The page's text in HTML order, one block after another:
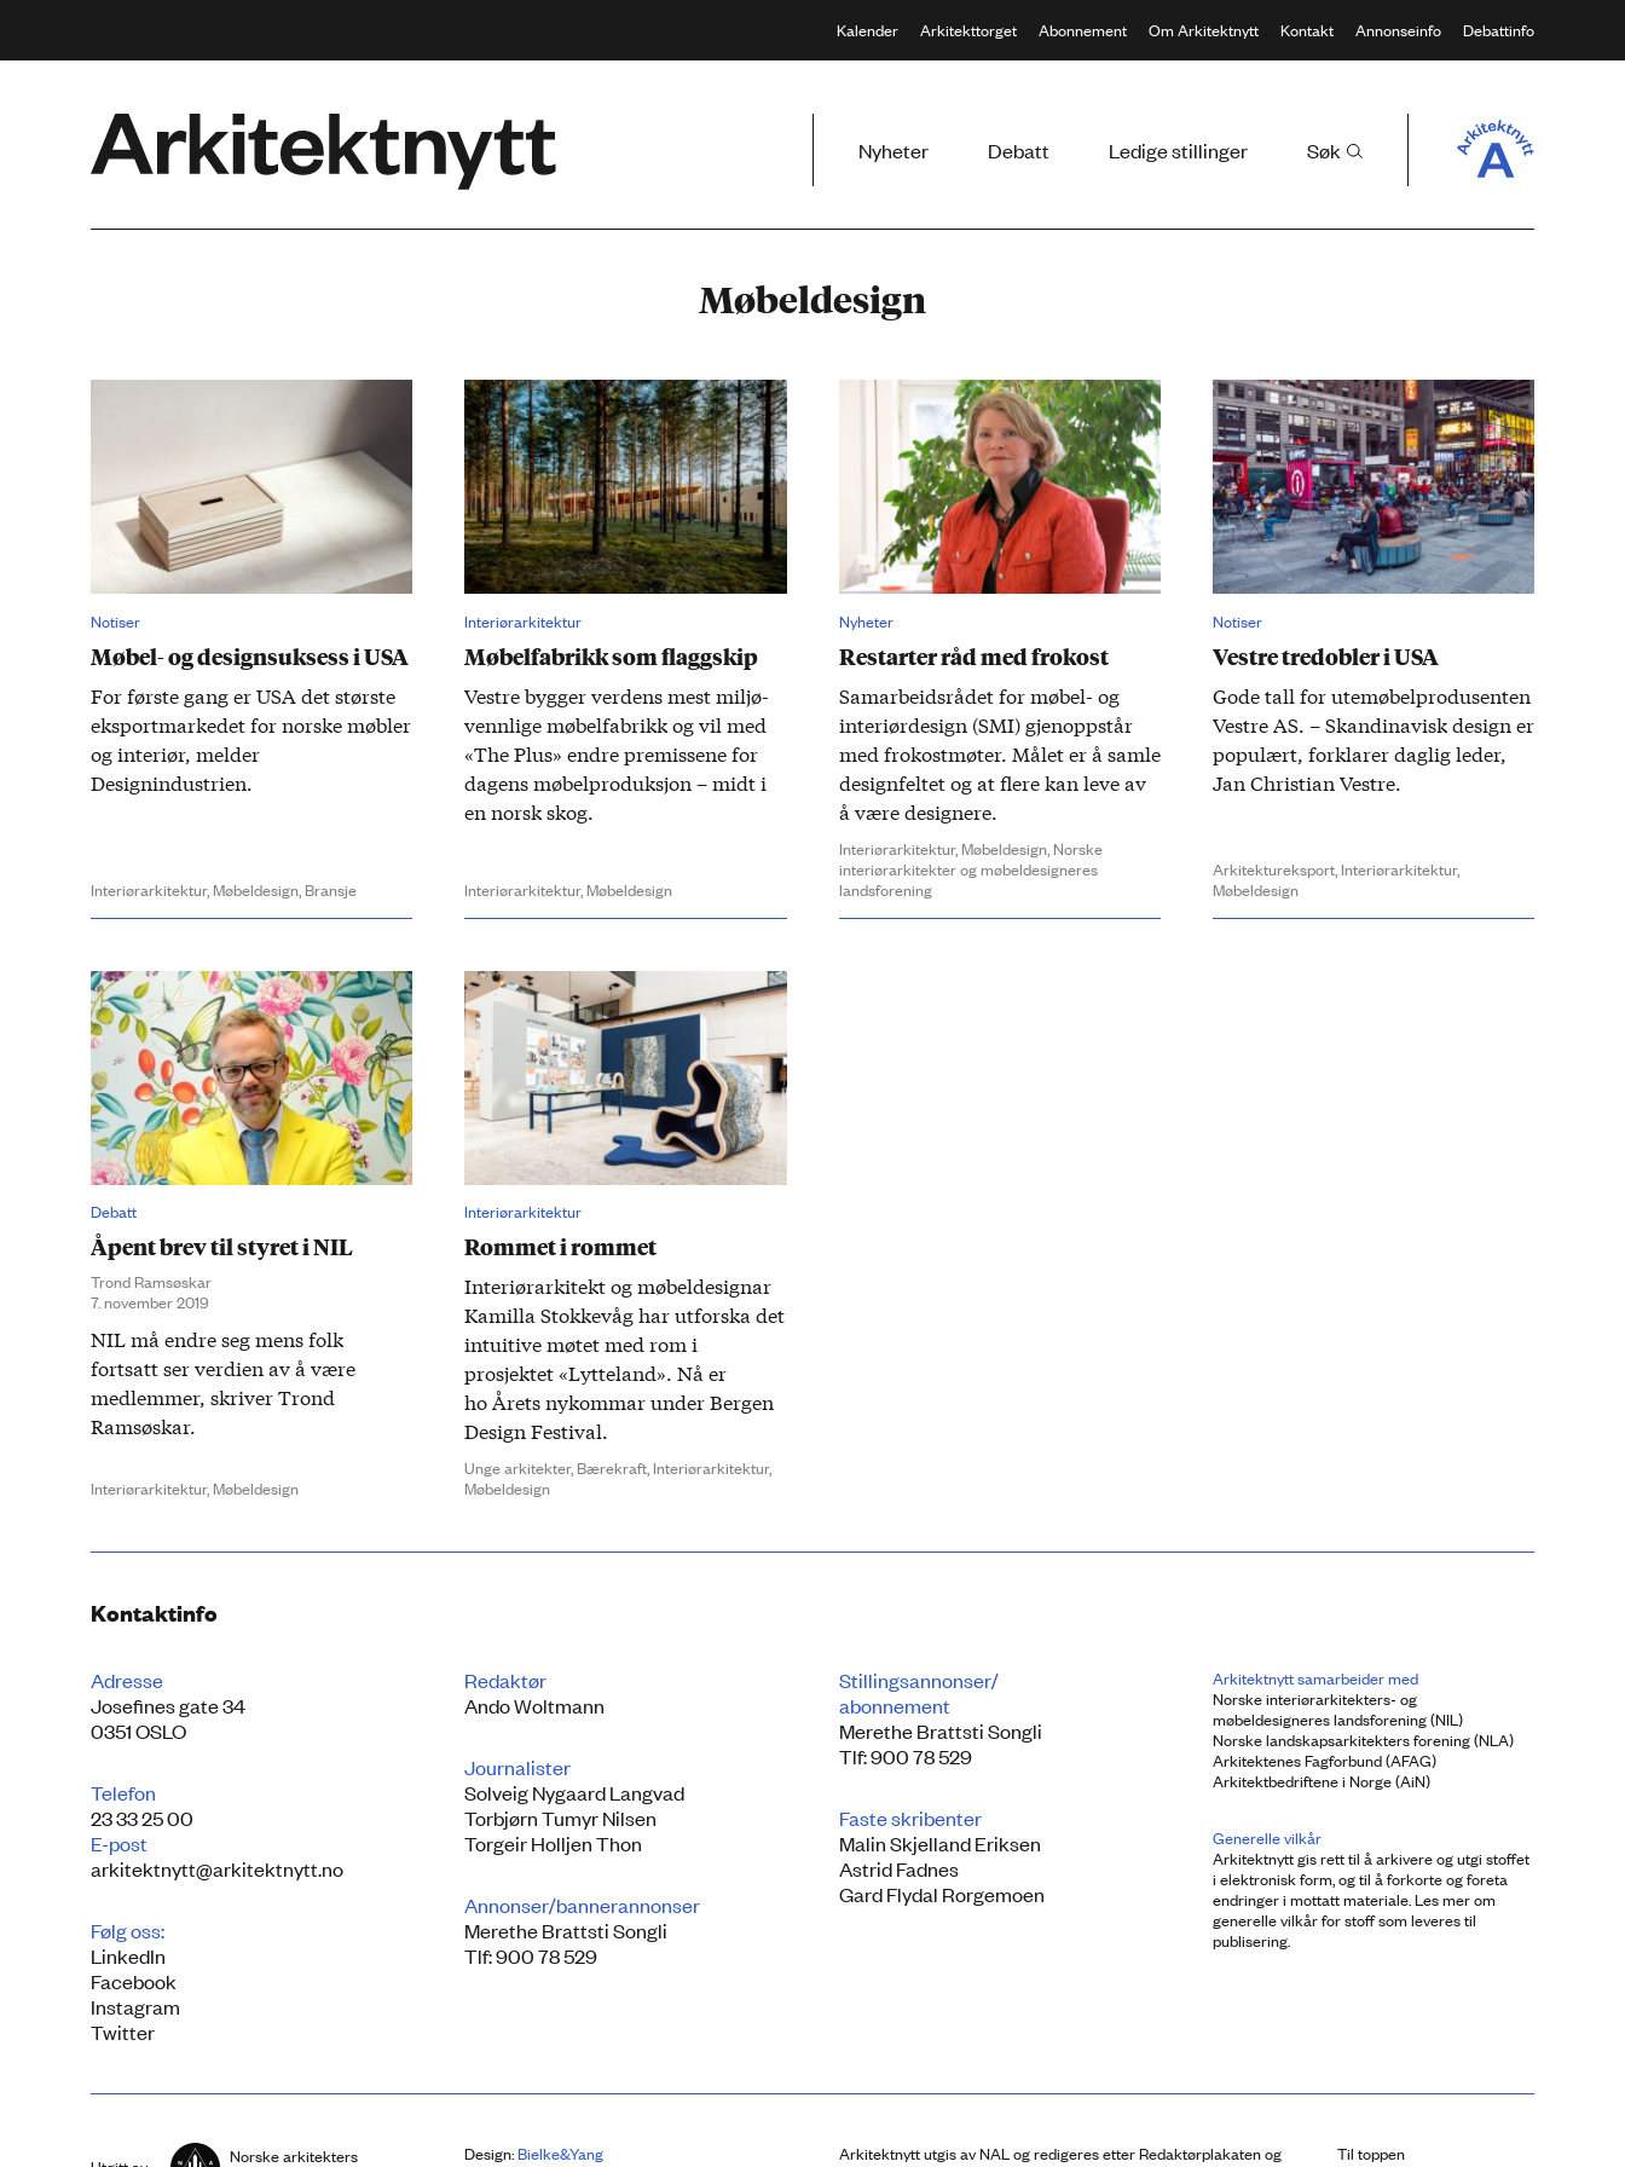
Kalender Arkitekttorget Abonnement Om Arkitektnytt Kontakt Annonseinfo Debattinfo
Nyheter
Debatt Ledige stillinger Søk
Møbeldesign
Notiser
Møbel- og designsuksess i USA
For første gang er USA det største
eksportmarkedet for norske møbler
og interiør, melder
Designindustrien.
Interiørarkitektur, Møbeldesign, Bransje
Interiørarkitektur
Møbelfabrikk som flaggskip
Vestre bygger verdens mest miljø­
vennlige møbel­fabrikk og vil med
«The Plus» endre premis­sene for
dagens møbel­produksjon – midt i
en norsk skog.
Interiørarkitektur, Møbeldesign
Nyheter
Restarter råd med frokost
Samarbeidsrådet for møbel- og
interiør­design (SMI) gjen­oppstår
med frokost­møter. Målet er å samle
design­feltet og at flere kan leve av
å være designere.
Interiørarkitektur, Møbeldesign, Norske
interiørarkitekter og møbeldesigneres
landsforening
Notiser
Vestre tre­dobler i USA
Gode tall for utemøbelprodusenten
Vestre AS. – Skandinavisk design er
populært, forklarer daglig leder,
Jan Christian Vestre.
Arkitektureksport, Interiørarkitektur,
Møbeldesign
Debatt
Åpent brev til styret i NIL
Trond Ramsøskar
7. november 2019
NIL må endre seg mens folk
fortsatt ser verdien av å være
medlemmer, skriver Trond
Ramsøskar.
Interiørarkitektur, Møbeldesign
Interiørarkitektur
Rommet i rommet
Interiørarkitekt og møbeldesignar
Kamilla Stokkevåg har utforska det
intuitive møtet med rom i
prosjektet «Lytteland». Nå er
ho Årets nykommar under Bergen
Design Festival.
Unge arkitekter, Bærekraft, Interiørarkitektur,
Møbeldesign
Kontaktinfo
Adresse
Josefines gate 34
0351 OSLO
Telefon
23 33 25 00
E-post
arkitektnytt@arkitektnytt.no
Følg oss:
LinkedIn
Facebook
Instagram
Twitter
Redaktør
Ando Woltmann
Journalister
Solveig Nygaard Langvad
Torbjørn Tumyr Nilsen
Torgeir Holljen Thon
Annonser/bannerannonser
Merethe Brattsti Songli
Tlf: 900 78 529
Stillingsannonser/
abonnement
Merethe Brattsti Songli
Tlf: 900 78 529
Faste skribenter
Malin Skjelland Eriksen
Astrid Fadnes
Gard Flydal Rorgemoen
Arkitektnytt samarbeider med
Norske interiørarkitekters- og
møbeldesigneres landsforening (NIL)
Norske landskapsarkitekters forening (NLA)
Arkitektenes Fagforbund (AFAG)
Arkitektbedriftene i Norge (AiN)
Generelle vilkår
Arkitektnytt gis rett til å arkivere og utgi stoffet
i elektronisk form, og til å forkorte og foreta
endringer i mottatt materiale. Les mer om
generelle vilkår for stoff som leveres til
publisering.
Norske arkitekters
Design:Bielke&Yang
Arkitektnytt utgis av NAL og redigeres etter Redaktørplakaten og
Til toppen